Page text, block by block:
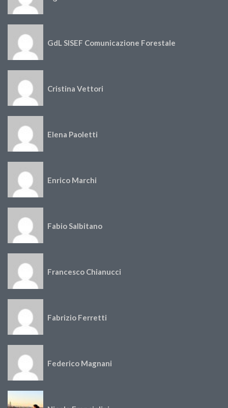
GdL SISEF Comunicazione Forestale
Cristina Vettori
Elena Paoletti
Enrico Marchi
Fabio Salbitano
Francesco Chianucci
Fabrizio Ferretti
Federico Magnani